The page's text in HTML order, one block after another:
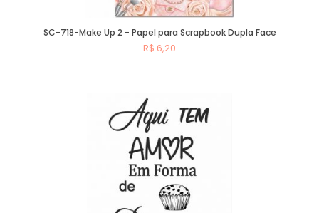
SC-718-Make Up 2 - Papel para Scrapbook Dupla Face
R$ 6,20